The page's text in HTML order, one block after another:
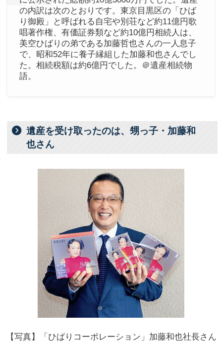
の内訳は次のとおりです。東京目黒区の「ひば
り御殿」と呼ばれる自宅や別荘など約11億円歌
唱著作権、有価証券類など約10億円相続人は、
美空ひばりの弟である加藤哲也さんの一人息子
で、昭和52年に養子縁組した加藤和也さんでし
た。相続税額は約6億円でした。＠遺産相続物
語。
遺産を受け取ったのは、甥っ子・加藤和
也さん
【写真】「ひばりコーポレーション」加藤和也社長さん